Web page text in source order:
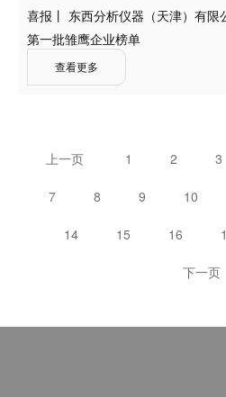
喜报丨 东西分析仪器（天津）有
第一批雏鹰企业榜单
查看更多
上一页 1 2 3
7 8 9 10
14 15 16
下一页